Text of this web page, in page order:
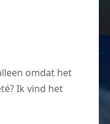
omdat het
Ik vind het